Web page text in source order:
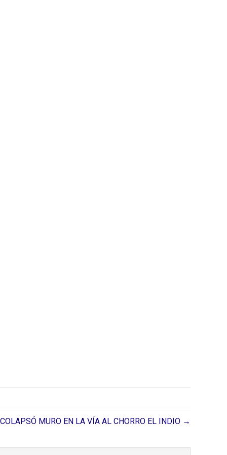
COLAPSÓ MURO EN LA VÍA AL CHORRO EL INDIO →